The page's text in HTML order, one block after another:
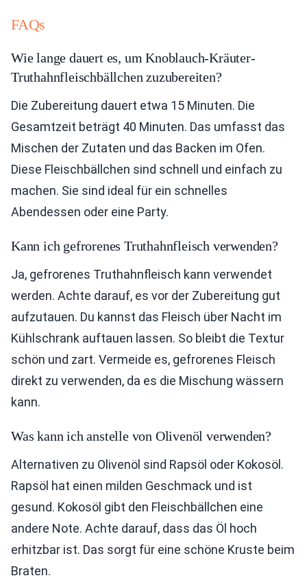
FAQs
Wie lange dauert es, um Knoblauch-Kräuter-
Truthahnfleischbällchen zuzubereiten?
Die Zubereitung dauert etwa 15 Minuten. Die
Gesamtzeit beträgt 40 Minuten. Das umfasst das
Mischen der Zutaten und das Backen im Ofen.
Diese Fleischbällchen sind schnell und einfach zu
machen. Sie sind ideal für ein schnelles
Abendessen oder eine Party.
Kann ich gefrorenes Truthahnfleisch verwenden?
Ja, gefrorenes Truthahnfleisch kann verwendet
werden. Achte darauf, es vor der Zubereitung gut
aufzutauen. Du kannst das Fleisch über Nacht im
Kühlschrank auftauen lassen. So bleibt die Textur
schön und zart. Vermeide es, gefrorenes Fleisch
direkt zu verwenden, da es die Mischung wässern
kann.
Was kann ich anstelle von Olivenöl verwenden?
Alternativen zu Olivenöl sind Rapsöl oder Kokosöl.
Rapsöl hat einen milden Geschmack und ist
gesund. Kokosöl gibt den Fleischbällchen eine
andere Note. Achte darauf, dass das Öl hoch
erhitzbar ist. Das sorgt für eine schöne Kruste beim
Braten.